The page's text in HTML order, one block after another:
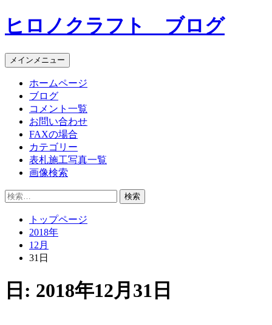
コ
ン
ン
ツ
ヒロノクラフト ブログ
メインメニュー
ホームページ
ブログ
コメント一覧
お問い合わせ
FAXの場合
カテゴリー
表札施工写真一覧
画像検索
検
トップページ
2018年
12月
31日
日: 2018年12月31日